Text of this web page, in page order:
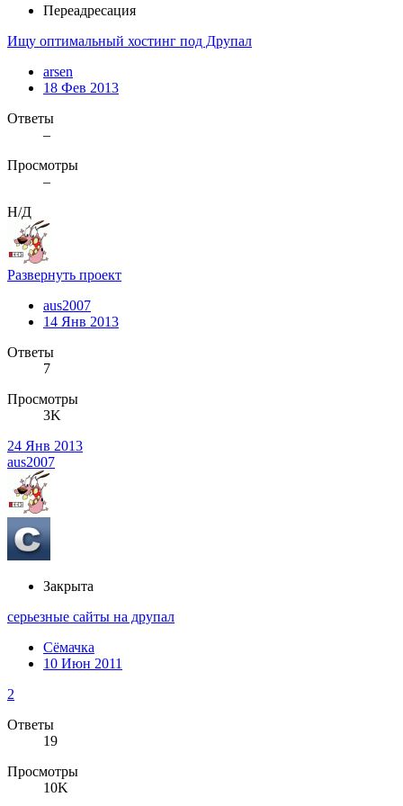
Переадресация
Ищу оптимальный хостинг под Друпал
arsen
18 Фев 2013
Ответы
–
Просмотры
–
Н/Д
Развернуть проект
aus2007
14 Янв 2013
Ответы
7
Просмотры
3K
24 Янв 2013
aus2007
Закрыта
серьезные сайты на друпал
Сёмачка
10 Июн 2011
2
Ответы
19
Просмотры
10K